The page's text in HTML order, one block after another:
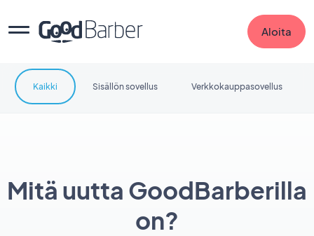
Aloita
Mitä uutta GoodBarberilla
on?
Kaikki Sisällön sovellus Verkkokauppasovellus